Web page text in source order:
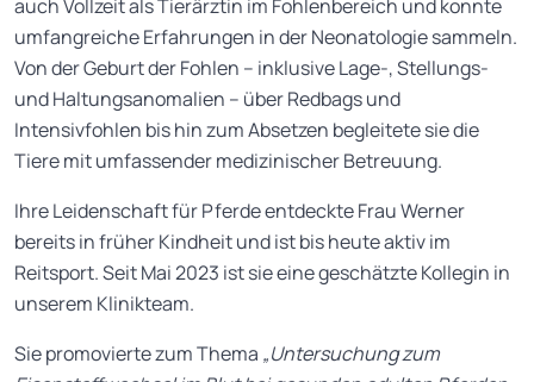
auch Vollzeit als Tierärztin im Fohlenbereich und konnte
umfangreiche Erfahrungen in der Neonatologie sammeln.
Von der Geburt der Fohlen – inklusive Lage-, Stellungs-
und Haltungsanomalien – über Redbags und
Intensivfohlen bis hin zum Absetzen begleitete sie die
Tiere mit umfassender medizinischer Betreuung.
Ihre Leidenschaft für Pferde entdeckte Frau Werner
bereits in früher Kindheit und ist bis heute aktiv im
Reitsport. Seit Mai 2023 ist sie eine geschätzte Kollegin in
unserem Klinikteam.
Sie promovierte zum Thema „Untersuchung zum